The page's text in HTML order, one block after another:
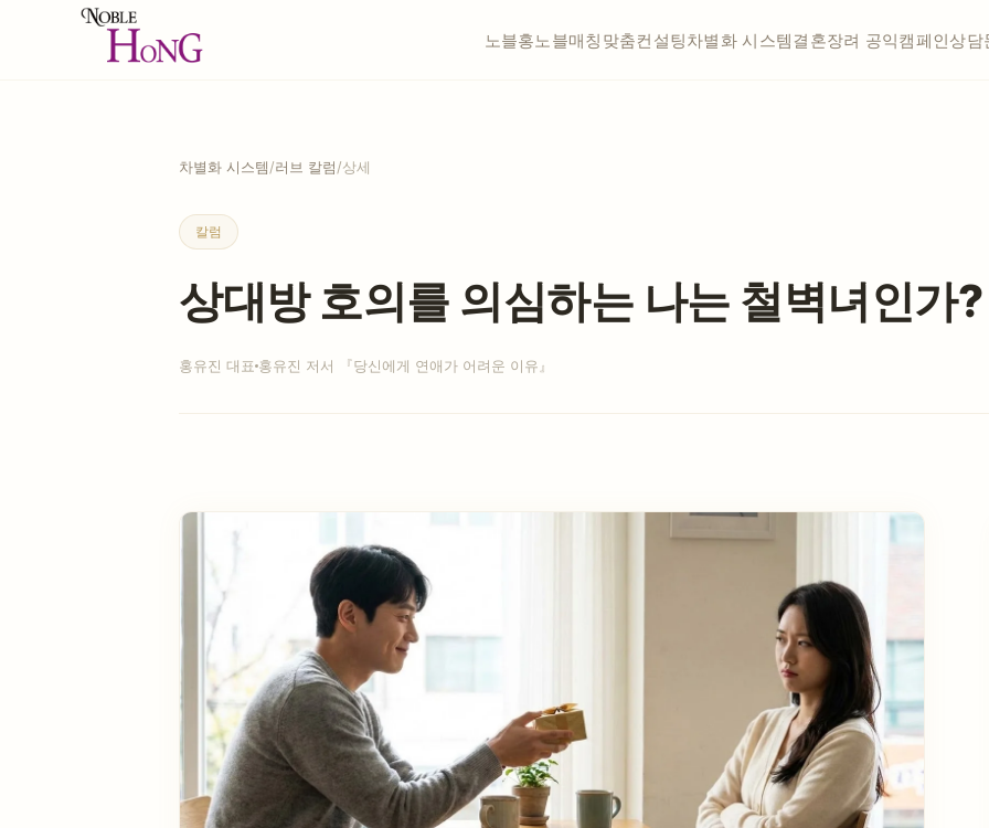
노블홍노블매칭 맞춤컨설팅차별화 시스템결혼장려 공익캠페인상담
차별화 시스템/러브 칼럼/상세
칼럼
상대방 호의를 의심하는 나는 철벽녀인가?
홍유진 대표 홍유진 저서 『당신에게 연애가 어려운 이유』